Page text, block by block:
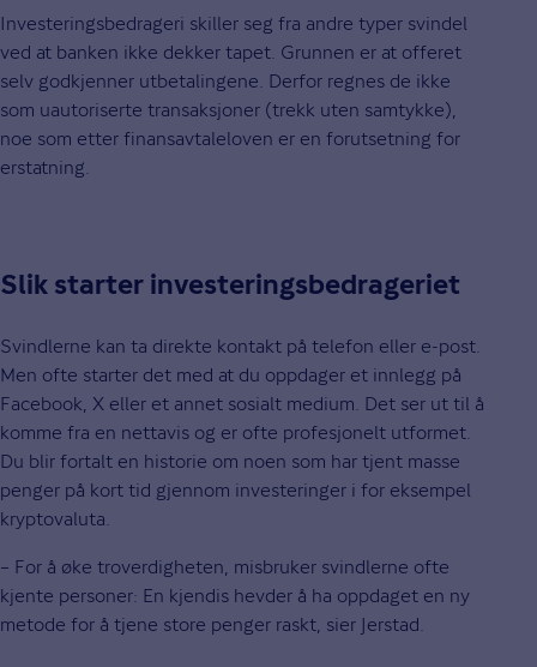
Investeringsbedrageri skiller seg fra andre typer svindel
ved at banken ikke dekker tapet. Grunnen er at offeret
selv godkjenner utbetalingene. Derfor regnes de ikke
som uautoriserte transaksjoner (trekk uten samtykke),
noe som etter finansavtaleloven er en forutsetning for
erstatning.
Slik starter investeringsbedrageriet
Svindlerne kan ta direkte kontakt på telefon eller e-post.
Men ofte starter det med at du oppdager et innlegg på
Facebook, X eller et annet sosialt medium. Det ser ut til å
komme fra en nettavis og er ofte profesjonelt utformet.
Du blir fortalt en historie om noen som har tjent masse
penger på kort tid gjennom investeringer i for eksempel
kryptovaluta.
– For å øke troverdigheten, misbruker svindlerne ofte
kjente personer: En kjendis hevder å ha oppdaget en ny
metode for å tjene store penger raskt, sier Jerstad.